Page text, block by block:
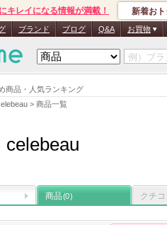
商品・人気ランキング
> 商品一覧
キレイになる情報が満載！ 新着お
ブランド ブログ Q&A お買物
celebeau
商品(0) クチコ